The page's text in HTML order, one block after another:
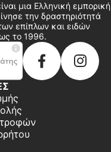
μια Ελληνική εμπορική
την δραστηριότητά
επίπλων και ειδών
το 1996.